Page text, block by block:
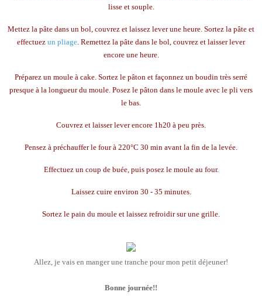
lisse et souple.
Mettez la pâte dans un bol, couvrez et laissez lever une heure. Sortez la pâte et
effectuez un pliage . Remettez la pâte dans le bol, couvrez et laisser lever
encore une heure.
Préparez un moule à cake. Sortez le pâton et façonnez un boudin très serré
presque à la longueur du moule. Posez le pâton dans le moule avec le pli vers
le bas.
Couvrez et laisser lever encore 1h20 à peu près.
Pensez à préchauffer le four à 220°C 30 min avant la fin de la levée.
Effectuez un coup de buée, puis posez le moule au four.
Laissez cuire environ 30 - 35 minutes.
Sortez le pain du moule et laissez refroidir sur une grille.
Allez, je vais en manger une tranche pour mon petit déjeuner!
Bonne journée!!